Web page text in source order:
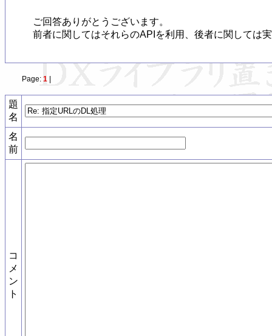
ご回答ありがとうございます。
前者に関してはそれらのAPIを利用、後者に関しては
Page: 1|
題
名
名
前
コ
メ
ン
ト